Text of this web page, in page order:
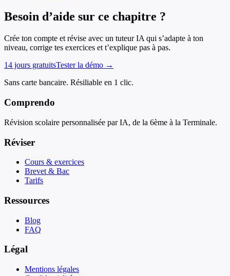
Besoin d’aide sur ce chapitre ?
Crée ton compte et révise avec un tuteur IA qui s’adapte à ton
niveau, corrige tes exercices et t’explique pas à pas.
14 jours gratuitsTester la démo →
Sans carte bancaire. Résiliable en 1 clic.
Comprendo
Révision scolaire personnalisée par IA, de la 6ème à la Terminale.
Réviser
Cours & exercices
Brevet & Bac
Tarifs
Ressources
Blog
FAQ
Légal
Mentions légales